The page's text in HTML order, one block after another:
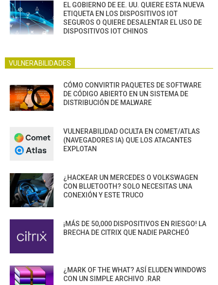
EL GOBIERNO DE EE. UU. QUIERE ESTA NUEVA
ETIQUETA EN LOS DISPOSITIVOS IOT
SEGUROS O QUIERE DESALENTAR EL USO DE
DISPOSITIVOS IOT CHINOS
VULNERABILIDADES
CÓMO CONVIRTIR PAQUETES DE SOFTWARE
DE CÓDIGO ABIERTO EN UN SISTEMA DE
DISTRIBUCIÓN DE MALWARE
VULNERABILIDAD OCULTA EN COMET/ATLAS
(NAVEGADORES IA) QUE LOS ATACANTES
EXPLOTAN
¿HACKEAR UN MERCEDES O VOLKSWAGEN
CON BLUETOOTH? SOLO NECESITAS UNA
CONEXIÓN Y ESTE TRUCO
¡MÁS DE 50,000 DISPOSITIVOS EN RIESGO! LA
BRECHA DE CITRIX QUE NADIE PARCHEÓ
¿MARK OF THE WHAT? ASÍ ELUDEN WINDOWS
CON UN SIMPLE ARCHIVO .RAR